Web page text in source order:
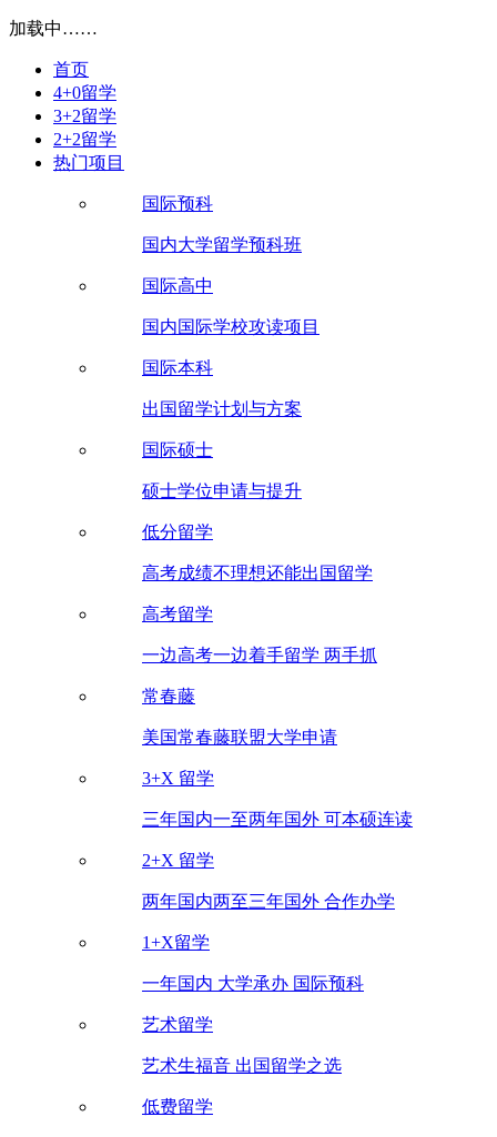
加载中……
首页
4+0留学
3+2留学
2+2留学
热门项目
国际预科
国内大学留学预科班
国际高中
国内国际学校攻读项目
国际本科
出国留学计划与方案
国际硕士
硕士学位申请与提升
低分留学
高考成绩不理想还能出国留学
高考留学
一边高考一边着手留学 两手抓
常春藤
美国常春藤联盟大学申请
3+X 留学
三年国内一至两年国外 可本硕连读
2+X 留学
两年国内两至三年国外 合作办学
1+X留学
一年国内 大学承办 国际预科
艺术留学
艺术生福音 出国留学之选
低费留学